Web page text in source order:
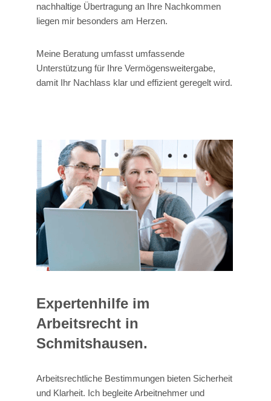
nachhaltige Übertragung an Ihre Nachkommen
liegen mir besonders am Herzen.
Meine Beratung umfasst umfassende
Unterstützung für Ihre Vermögensweitergabe,
damit Ihr Nachlass klar und effizient geregelt wird.
Expertenhilfe im
Arbeitsrecht in
Schmitshausen.
Arbeitsrechtliche Bestimmungen bieten Sicherheit
und Klarheit. Ich begleite Arbeitnehmer und